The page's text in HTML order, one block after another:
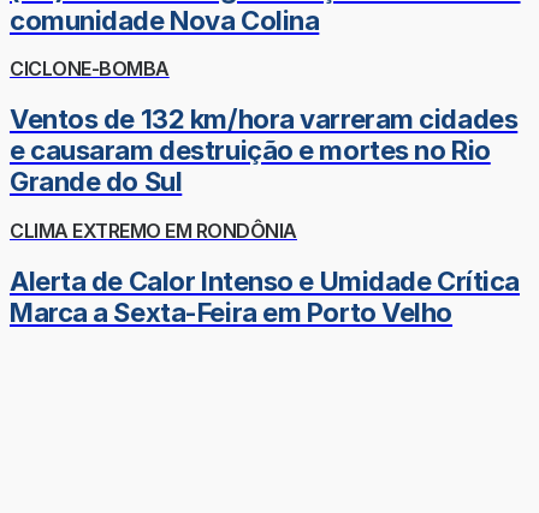
comunidade Nova Colina
CICLONE-BOMBA
Ventos de 132 km/hora varreram cidades
e causaram destruição e mortes no Rio
Grande do Sul
CLIMA EXTREMO EM RONDÔNIA
Alerta de Calor Intenso e Umidade Crítica
Marca a Sexta-Feira em Porto Velho